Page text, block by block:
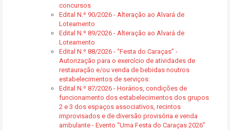
concursos
Edital N.º 90/2026 - Alteração ao Alvará de
Loteamento
Edital N.º 89/2026 - Alteração ao Alvará de
Loteamento
Edital N.º 88/2026 - “Festa do Caraças” -
Autorização para o exercício de atividades de
restauração e/ou venda de bebidas noutros
estabelecimentos de serviços:
Edital N.º 87/2026 - Horários, condições de
funcionamento dos estabelecimentos dos grupos
2 e 3 dos espaços associativos, recintos
improvisados e de diversão provisória e venda
ambulante - Evento “Uma Festa do Caraças 2026”